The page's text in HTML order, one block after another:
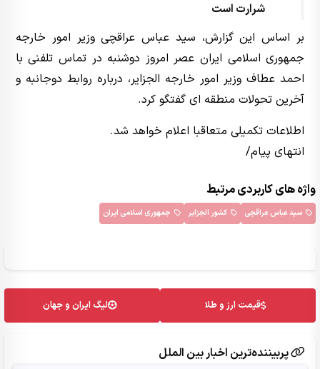
شرارت است
بر اساس این گزارش، سید عباس عراقچی وزیر امور خارجه
جمهوری اسلامی ایران عصر امروز دوشنبه در تماس تلفنی با
احمد عطاف وزیر امور خارجه الجزایر، درباره روابط دوجانبه و
آخرین تحولات منطقه ای گفتگو کرد.
اطلاعات تکمیلی متعاقبا اعلام خواهد شد.
انتهای پیام/
واژه های کاربردی مرتبط
سید عباس عراقچی کشور الجزایر جمهوری اسلامی ایران
قیمت ارز و طلا لیگ ایران و جهان
پربیننده‌ترین اخبار بین الملل